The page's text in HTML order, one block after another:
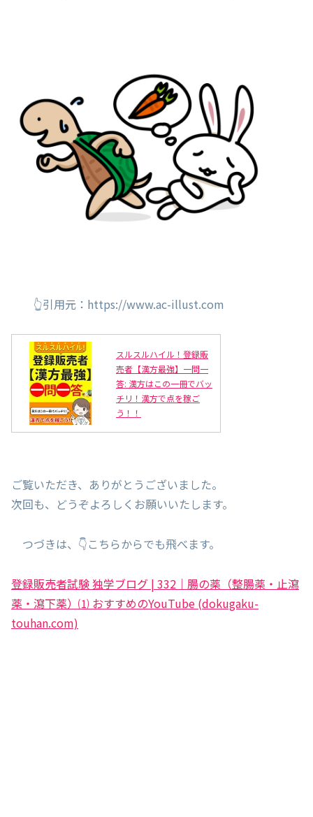
👆引用元：https://www.ac-illust.com
スルスルハイル！登録販
売者【漢方最強】一問一
答: 漢方はこの一冊でバッ
チリ！漢方で点を稼ご
う！！
ご覧いただき、ありがとうございました。
次回も、どうぞよろしくお願いいたします。
つづきは、👇こちらからでも飛べます。
登録販売者試験 独学ブログ | 332｜腸の薬（整腸薬・止瀉
薬・瀉下薬）⑴ おすすめのYouTube (dokugaku-
touhan.com)